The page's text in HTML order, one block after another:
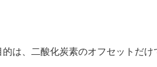
的は、二酸化炭素のオフセットだけ